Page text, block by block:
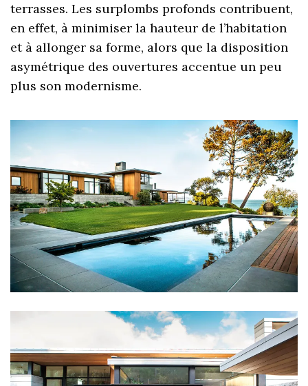
terrasses. Les surplombs profonds contribuent,
en effet, à minimiser la hauteur de l’habitation
et à allonger sa forme, alors que la disposition
asymétrique des ouvertures accentue un peu
plus son modernisme.